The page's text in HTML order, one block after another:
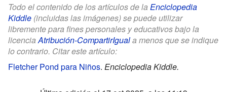
Todo el contenido de los artículos de la Enciclopedia
Kiddle (incluidas las imágenes) se puede utilizar
libremente para fines personales y educativos bajo la
licenciaAtribución-CompartirIguala menos que se indique
lo contrario. Citar este artículo:
Fletcher Pond para Niños. Enciclopedia Kiddle.